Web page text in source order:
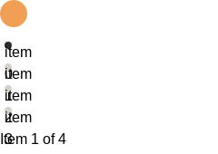
item
0
item
1
item
2
item
3
Item 1 of 4